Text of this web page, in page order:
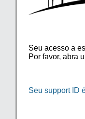
Seu acesso a
Por favor, abra
Seu support ID